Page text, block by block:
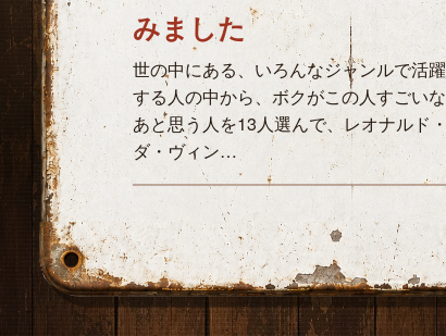
みました
世の中にある、いろんなジャンルで活躍
する人の中から、ボクがこの人すごいな
あと思う人を13人選んで、レオナルド・
ダ・ヴィン…